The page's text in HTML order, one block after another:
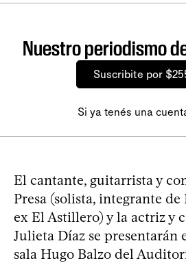
Nuestro periodismo
Suscribite por
Si ya tenés una
El cantante, guitarrista y
Presa (solista, integrante
ex El Astillero) y la actriz y
Julieta Díaz se presentarán
sala Hugo Balzo del